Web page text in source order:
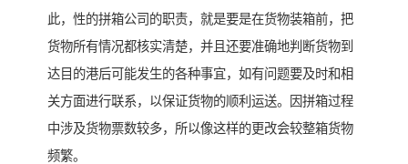
此，性的拼箱公司的职责，就是要是在货物装箱前，把
货物所有情况都核实清楚，并且还要准确地判断货物到
达目的港后可能发生的各种事宜，如有问题要及时和相
关方面进行联系，以保证货物的顺利运送。因拼箱过程
中涉及货物票数较多，所以像这样的更改会较整箱货物
频繁。